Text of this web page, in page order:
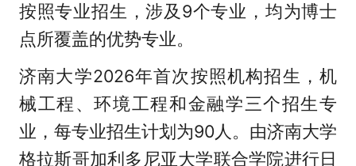
按照专业招生，涉及9个专业，均为博士
点所覆盖的优势专业。
济南大学2026年首次按照机构招生，机
械工程、环境工程和金融学三个招生专
业，每专业招生计划为90人。由济南大学
格拉斯哥加利多尼亚大学联合学院进行日